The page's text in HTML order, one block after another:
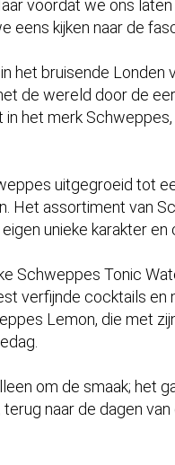
voordat we ons
eens kijken naar de
het bruisende
de wereld door de
in het merk
uitgegroeid tot
Het assortiment van
unieke karakter en
Schweppes Tonic
verfijnde cocktails en
Lemon, die met
om de smaak; het
naar de dagen